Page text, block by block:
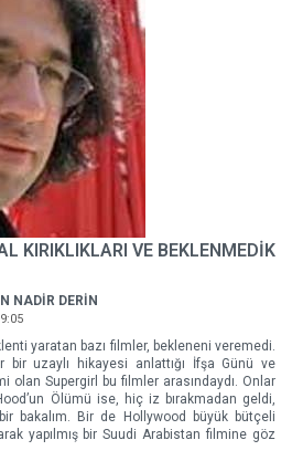
KIRIKLIKLARI VE BEKLENMEDİK
NADİR DERİN
yaratan bazı filmler, bekleneni veremedi.
bir uzaylı hikayesi anlattığı İfşa Günü ve
olan Supergirl bu filmler arasındaydı. Onlar
Ölümü ise, hiç iz bırakmadan geldi,
bakalım. Bir de Hollywood büyük bütçeli
yapılmış bir Suudi Arabistan filmine göz